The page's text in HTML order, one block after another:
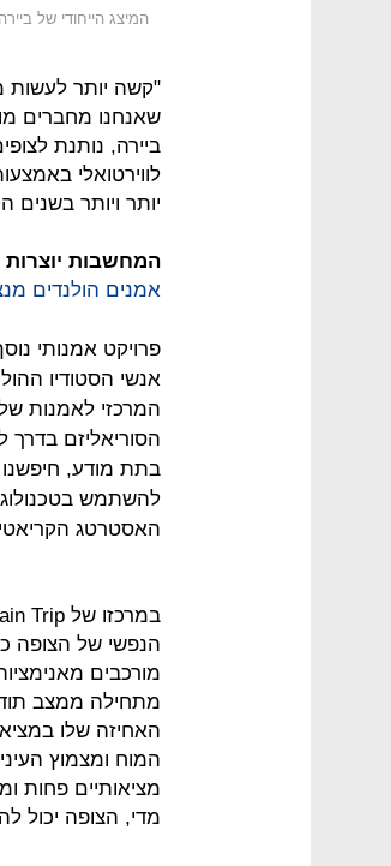
המיצג הייחודי של
"קשה יותר לעשות
שאנחנו מחברים
ביירה, נותנת
לווירטואלי
יותר ויותר בשנים
המחשבות
אמנים הולנדים
המרכזי לאמנות
הסוריאליזם
בתת מודע,
להשתמש
האסטרטג
הנפשי של הצופה
מורכבים
מתחילה ממצב
האחיזה שלו
המוח ומצמוץ
מציאותיים פחות
מדי, הצופה יכול